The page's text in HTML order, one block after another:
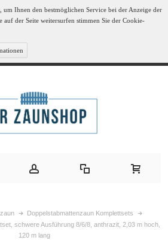
um Ihnen den bestmöglichen Service bei der Anzeige der
auf der Seite weitersurfen stimmen Sie der Cookie-
Doppelstabmattenzaun Komplettsets
schwere Ausführung 8/6/8, anthrazit, 2,03 m hoch,
120 m lang